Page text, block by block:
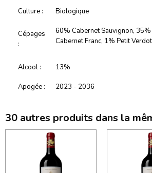
Culture : Biologique
Cépages
:
60% Cabernet Sauvignon,
Cabernet Franc, 1% Petit Verdot
Alcool : 13%
Apogée : 2023 - 2036
30 autres produits dans la